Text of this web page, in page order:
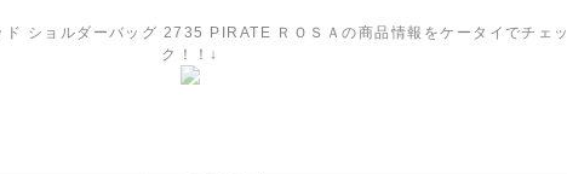
ド ショルダーバッグ 2735 PIRATE ＲＯＳＡの商品情報をケータイでチェッ
ク！！↓